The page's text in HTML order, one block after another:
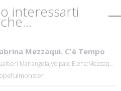
interessarti
Mezzaqui. C'è Tempo
Gualtieri Mariangela;Volpato Elena;Mezzaqu...